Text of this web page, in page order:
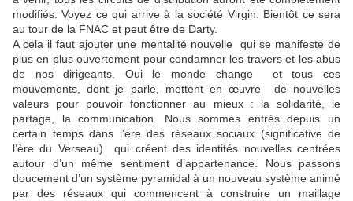
modifiés. Voyez ce qui arrive à la société Virgin. Bientôt ce sera
au tour de la FNAC et peut être de Darty.
A cela il faut ajouter une mentalité nouvelle qui se manifeste de
plus en plus ouvertement pour condamner les travers et les abus
de nos dirigeants. Oui le monde change et tous ces
mouvements, dont je parle, mettent en œuvre de nouvelles
valeurs pour pouvoir fonctionner au mieux : la solidarité, le
partage, la communication. Nous sommes entrés depuis un
certain temps dans l’ère des réseaux sociaux (significative de
l’ère du Verseau) qui créent des identités nouvelles centrées
autour d’un même sentiment d’appartenance. Nous passons
doucement d’un système pyramidal à un nouveau système animé
par des réseaux qui commencent à construire un maillage